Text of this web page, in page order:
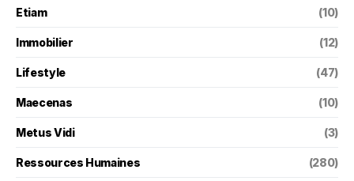
Etiam (10)
Immobilier (12)
Lifestyle (47)
Maecenas (10)
Metus Vidi (3)
Ressources Humaines (280)